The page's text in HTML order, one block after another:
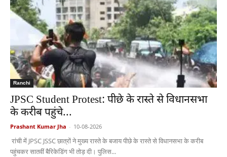
Ranchi
JPSC Student Protest: पीछे के रास्ते से विधानसभा
के करीब पहुंचे...
Prashant Kumar Jha - 10-08-2026
रांची में JPSC JSSC छात्रों ने मुख्य रास्ते के बजाय पीछे के रास्ते से विधानसभा के करीब
पहुंचकर सातवीं बैरिकेडिंग भी तोड़ दी। पुलिस...